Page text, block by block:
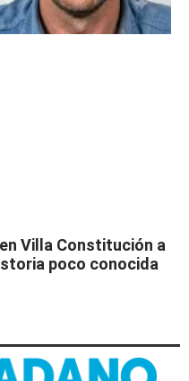
Villa Constitución a
poco conocida